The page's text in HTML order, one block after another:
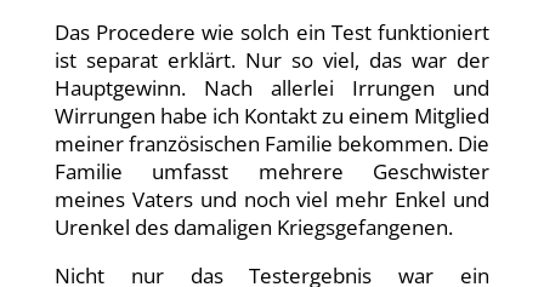
Das Procedere wie solch ein Test funktioniert
ist separat erklärt. Nur so viel, das war der
Hauptgewinn. Nach allerlei Irrungen und
Wirrungen habe ich Kontakt zu einem Mitglied
meiner französischen Familie bekommen. Die
Familie umfasst mehrere Geschwister
meines Vaters und noch viel mehr Enkel und
Urenkel des damaligen Kriegsgefangenen.
Nicht nur das Testergebnis war ein